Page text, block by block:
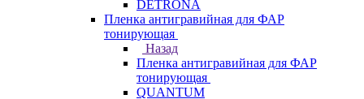
DETRONA
Пленка антигравийная для ФАР
тонирующая
Назад
Пленка антигравийная для ФАР
тонирующая
QUANTUM